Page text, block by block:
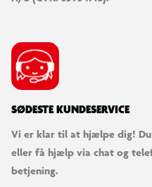
SØDESTE KUNDESERVICE
Vi er klar til at hjælpe dig!
eller få hjælp via chat og
betjening.